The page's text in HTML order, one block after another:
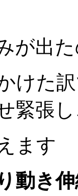
が出
けた
緊張
ます
動き